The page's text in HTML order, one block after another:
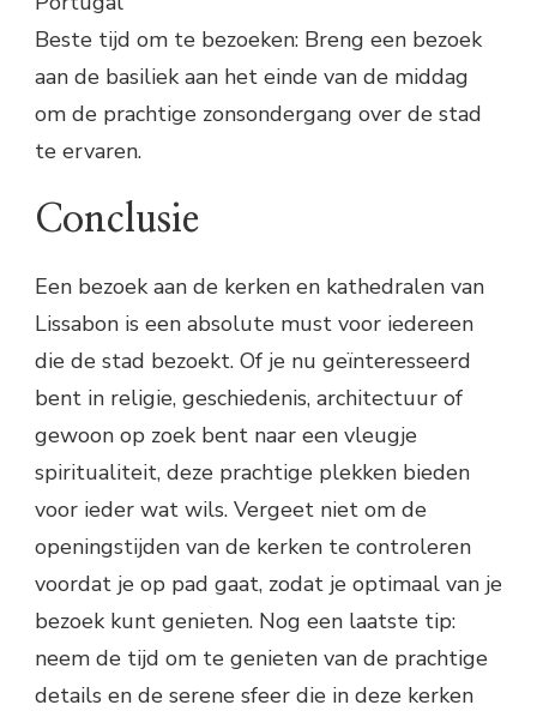
Beste tijd om te bezoeken: Breng een bezoek
aan de basiliek aan het einde van de middag
om de prachtige zonsondergang over de stad
te ervaren.
Conclusie
Een bezoek aan de kerken en kathedralen van
Lissabon is een absolute must voor iedereen
die de stad bezoekt. Of je nu geïnteresseerd
bent in religie, geschiedenis, architectuur of
gewoon op zoek bent naar een vleugje
spiritualiteit, deze prachtige plekken bieden
voor ieder wat wils. Vergeet niet om de
openingstijden van de kerken te controleren
voordat je op pad gaat, zodat je optimaal van je
bezoek kunt genieten. Nog een laatste tip:
neem de tijd om te genieten van de prachtige
details en de serene sfeer die in deze kerken